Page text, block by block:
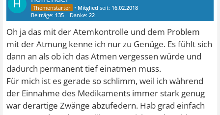
H • Mitglied seit: 16.02.2018
Beiträge: 135 Danke:22
Oh ja das mit der Atemkontrolle und dem Problem
mit der Atmung kenne ich nur zu Genüge. Es fühlt sich
dann an als ob ich das Atmen vergessen würde und
dadurch permanent tief einatmen muss.
Für mich ist es gerade so schlimm, weil ich während
der Einnahme des Medikaments immer stark genug
war derartige Zwänge abzufedern. Hab grad einfach